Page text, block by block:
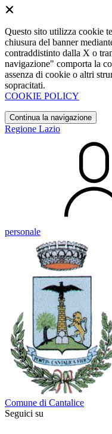
Questo sito utilizza cookie
chiusura del banner
contraddistinto dalla X o
navigazione" comporta la
assenza di cookie o altri
sopracitati.
COOKIE POLICY
Continua la navigazione
Regione Lazio
personale
Comune di Cantalice
Seguici su